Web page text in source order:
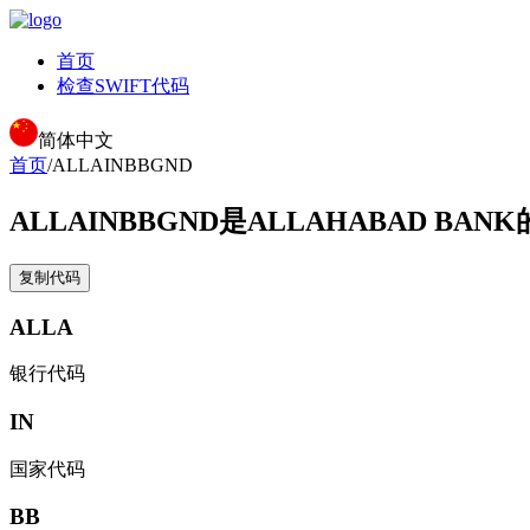
首页
检查SWIFT代码
简体中文
首页/ALLAINBBGND
ALLAINBBGND是ALLAHABAD BANK
复制代码
ALLA
银行代码
IN
国家代码
BB